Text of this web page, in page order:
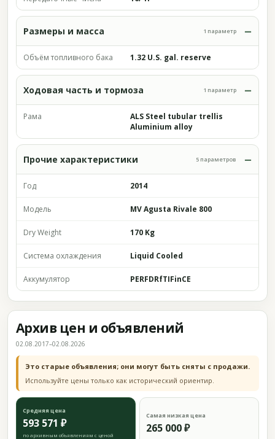
Размеры и масса 1 параметр
Объём топливного бака 1.32 U.S. gal. reserve
Ходовая часть и тормоза 1 параметр
Рама
ALS Steel tubular trellis
Aluminium alloy
Прочие характеристики 5 параметров
Год 2014
Модель MV Agusta Rivale 800
Dry Weight 170 Kg
Система охлаждения Liquid Cooled
Аккумулятор PERFDRfTIFinCE
Архив цен и объявлений
02.08.2017–02.08.2026
Это старые объявления; они могут быть сняты с продажи.
Используйте цены только как исторический ориентир.
Средняя цена
593 571 ₽
по архивным объявлениям с ценой
Самая низкая цена
265 000 ₽